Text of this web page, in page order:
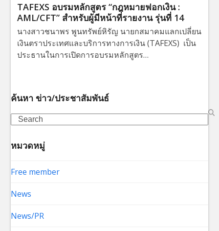
TAFEXS อบรมหลักสูตร “กฎหมายฟอกเงิน :
AML/CFT” สำหรับผู้มีหน้าที่รายงาน รุ่นที่ 14
นางสาวชนาพร พูนทรัพย์หิรัญ นายกสมาคมแลกเปลี่ยน
เงินตราประเทศและบริการทางการเงิน (TAFEXS) เป็น
ประธานในการเปิดการอบรมหลักสูตร…
ค้นหา ข่าว/ประชาสัมพันธ์
Search
หมวดหมู่
Free member
News
News/PR